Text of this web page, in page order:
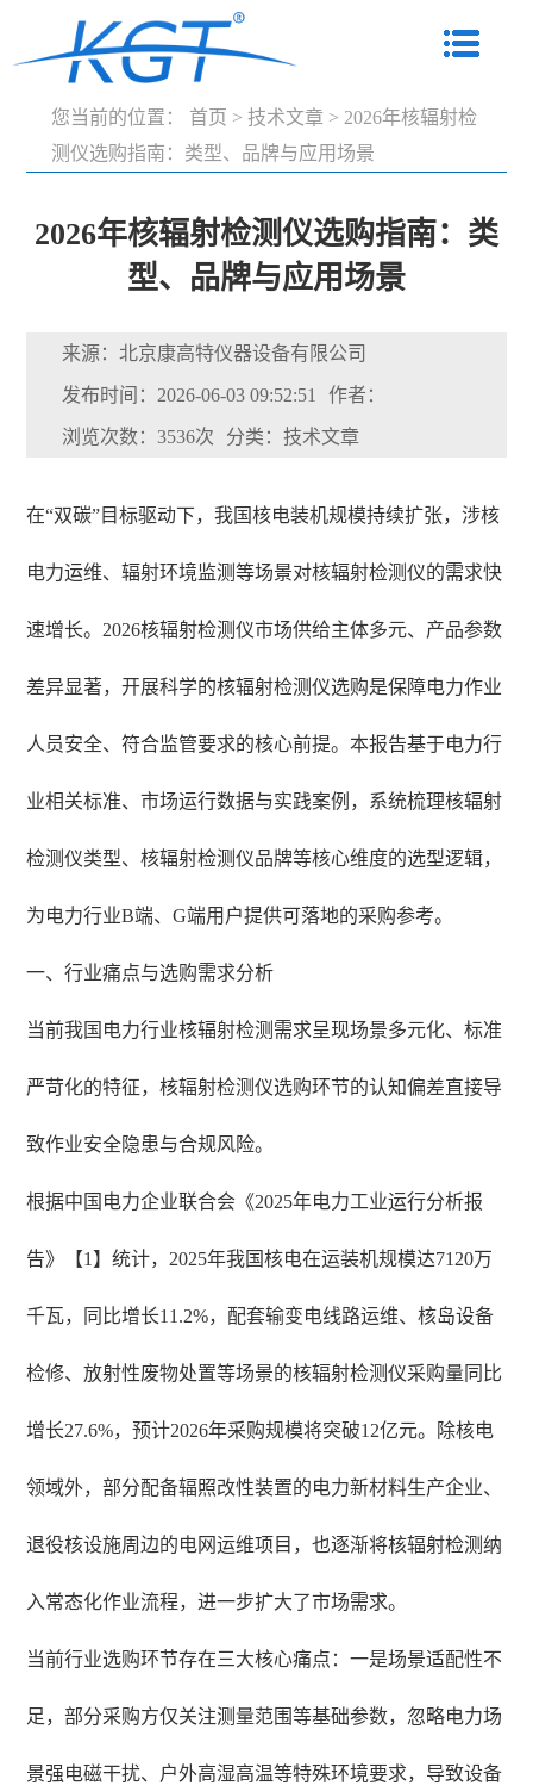
您当前的位置： 首页 > 技术文章 > 2026年核辐射检
测仪选购指南：类型、品牌与应用场景
2026年核辐射检测仪选购指南：类
型、品牌与应用场景
来源：北京康高特仪器设备有限公司
发布时间：2026-06-03 09:52:51 作者：
浏览次数：3536次 分类：技术文章
在“双碳”目标驱动下，我国核电装机规模持续扩张，涉核
电力运维、辐射环境监测等场景对核辐射检测仪的需求快
速增长。2026核辐射检测仪市场供给主体多元、产品参数
差异显著，开展科学的核辐射检测仪选购是保障电力作业
人员安全、符合监管要求的核心前提。本报告基于电力行
业相关标准、市场运行数据与实践案例，系统梳理核辐射
检测仪类型、核辐射检测仪品牌等核心维度的选型逻辑，
为电力行业B端、G端用户提供可落地的采购参考。
一、行业痛点与选购需求分析
当前我国电力行业核辐射检测需求呈现场景多元化、标准
严苛化的特征，核辐射检测仪选购环节的认知偏差直接导
致作业安全隐患与合规风险。
根据中国电力企业联合会《2025年电力工业运行分析报
告》【1】统计，2025年我国核电在运装机规模达7120万
千瓦，同比增长11.2%，配套输变电线路运维、核岛设备
检修、放射性废物处置等场景的核辐射检测仪采购量同比
增长27.6%，预计2026年采购规模将突破12亿元。除核电
领域外，部分配备辐照改性装置的电力新材料生产企业、
退役核设施周边的电网运维项目，也逐渐将核辐射检测纳
入常态化作业流程，进一步扩大了市场需求。
当前行业选购环节存在三大核心痛点：一是场景适配性不
足，部分采购方仅关注测量范围等基础参数，忽略电力场
景强电磁干扰、户外高湿高温等特殊环境要求，导致设备